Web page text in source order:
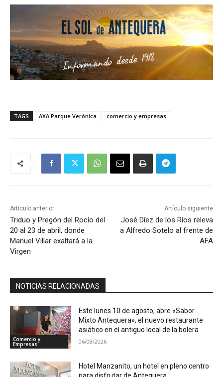
TAGS AXA Parque Verónica comercio y empresas
Artículo anterior
Triduo y Pregón del Rocío del
20 al 23 de abril, donde
Manuel Villar exaltará a la
Virgen
Artículo siguiente
José Díez de los Ríos releva
a Alfredo Sotelo al frente de
AFA
NOTICIAS RELACIONADAS
Comercio y
Empresas
Este lunes 10 de agosto, abre «Sabor
Mixto Antequera», el nuevo restaurante
asiático en el antiguo local de la bolera
06/08/2026
Hotel Manzanito, un hotel en pleno centro